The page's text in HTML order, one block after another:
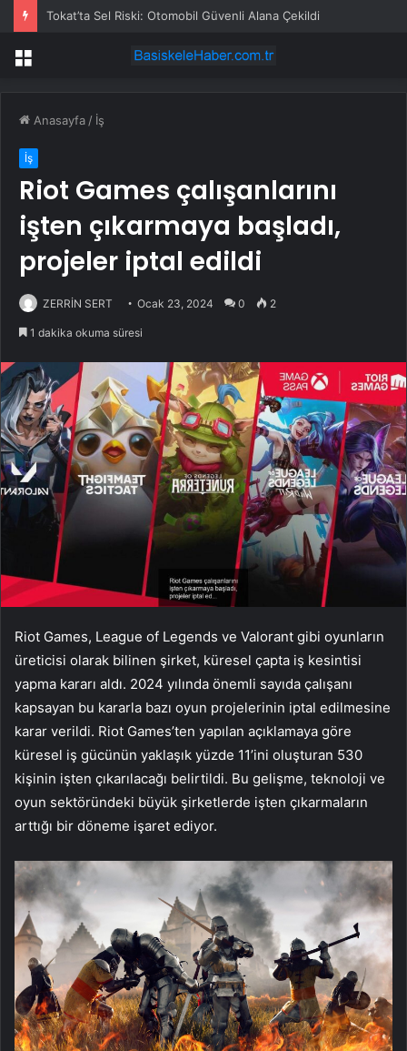
Tokat’ta Sel Riski: Otomobil Güvenli Alana Çekildi
Menü
Anasayfa / İş
İş
Riot Games çalışanlarını
işten çıkarmaya başladı,
projeler iptal edildi
ZERRİN SERT Ocak 23, 2024 0 2
1 dakika okuma süresi
Riot Games, League of Legends ve Valorant gibi oyunların
üreticisi olarak bilinen şirket, küresel çapta iş kesintisi
yapma kararı aldı. 2024 yılında önemli sayıda çalışanı
kapsayan bu kararla bazı oyun projelerinin iptal edilmesine
karar verildi. Riot Games’ten yapılan açıklamaya göre
küresel iş gücünün yaklaşık yüzde 11’ini oluşturan 530
kişinin işten çıkarılacağı belirtildi. Bu gelişme, teknoloji ve
oyun sektöründeki büyük şirketlerde işten çıkarmaların
arttığı bir döneme işaret ediyor.